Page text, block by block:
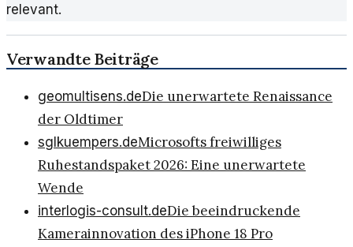
relevant.
Verwandte Beiträge
geomultisens.deDie unerwartete Renaissance
der Oldtimer
sglkuempers.deMicrosofts freiwilliges
Ruhestandspaket 2026: Eine unerwartete
Wende
interlogis-consult.deDie beeindruckende
Kamerainnovation des iPhone 18 Pro